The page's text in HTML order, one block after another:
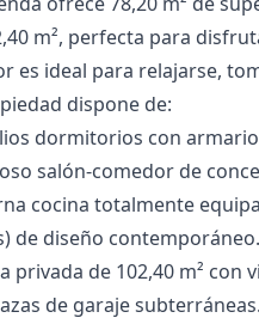
m², perfecta para
es ideal para relajarse,
dispone de:
dormitorios con
salón-comedor de
cocina totalmente
de diseño contemporáneo.
privada de 102,40 m² con
de garaje subterráneas.